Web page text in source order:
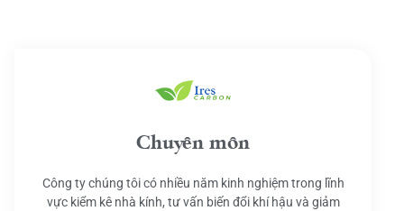
Chuyên môn
Công ty chúng tôi có nhiều năm kinh nghiệm trong lĩnh
vực kiểm kê nhà kính, tư vấn biến đổi khí hậu và giảm